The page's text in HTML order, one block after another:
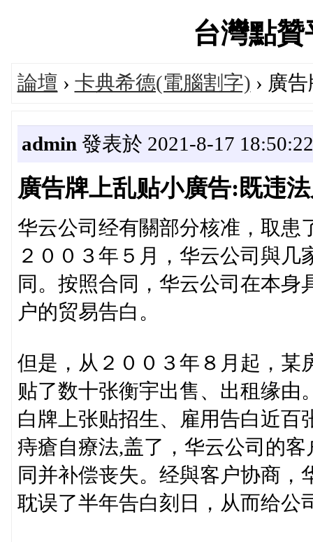
台灣點
論壇 › 卡典希德(電腦割字) › 廣
admin 發表於 2021-8-17 18:50:22
廣告牌上乱贴小廣告:既违
华云公司经有關部分核准，取患
２００３年５月，华云公司與
同。按照合同，华云公司在本
户的贸易告白。
但是，从２００３年８月起，某
贴了数十张衡宇出售、出租缘由
白牌上张贴招生、雇用告白近百
痔瘡自療法,盖了，华云公司的
同并补偿丧失。经與客户协商
耽误了半年告白刻日，从而给公